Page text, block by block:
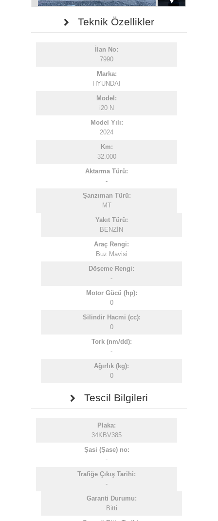
Teknik Özellikler
İlan No:
7990
Marka:
HYUNDAI
Model:
i20 N
Model Yılı:
2024
Km:
32.000
Aktarma Türü:
-
Şanzıman Türü:
MT
Yakıt Türü:
BENZİN
Araç Rengi:
Buz Mavisi
Döşeme Rengi:
-
Motor Gücü (hp):
0
Silindir Hacmi (cc):
0
Tork (nm/dd):
-
Ağırlık (kg):
0
Tescil Bilgileri
Plaka:
34KBV385
Şasi (Şase) no:
-
Trafiğe Çıkış Tarihi:
-
Garanti Durumu:
Bitti